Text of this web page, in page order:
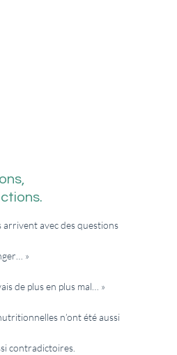
arrivent avec des questions
»
de plus en plus mal… »
n’ont été aussi
contradictoires.